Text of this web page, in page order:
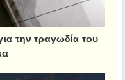
την τραγωδία του